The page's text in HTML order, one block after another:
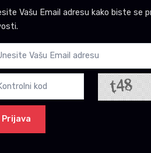
Vašu Email adresu kako biste se
Prijava